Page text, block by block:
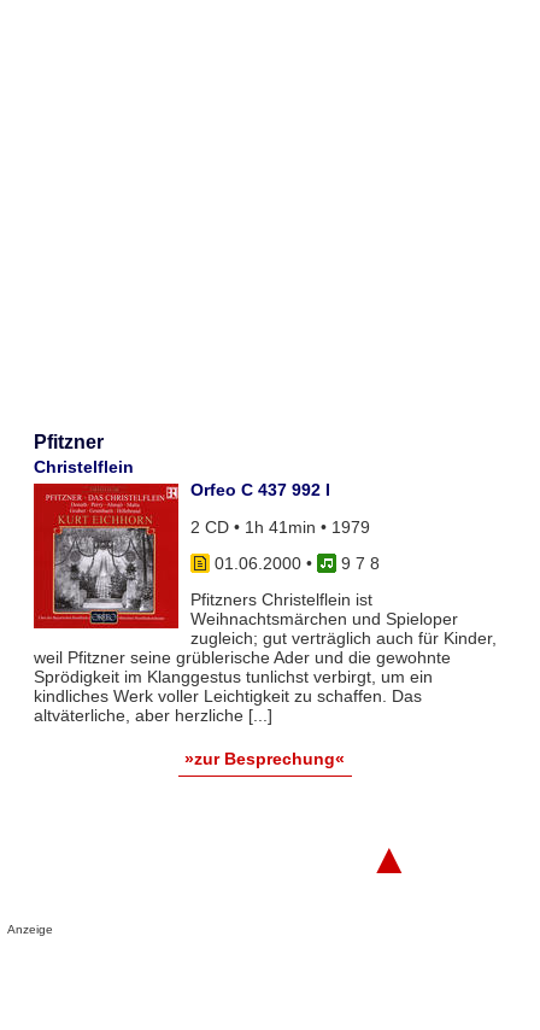
Pfitzner
Christelflein
Orfeo C 437 992 I
2 CD • 1h 41min • 1979
01.06.2000•
9 7 8
Pfitzners Christelflein ist
Weihnachtsmärchen und Spieloper
zugleich; gut verträglich auch für Kinder,
weil Pfitzner seine grüblerische Ader und die gewohnte
Sprödigkeit im Klanggestus tunlichst verbirgt, um ein
kindliches Werk voller Leichtigkeit zu schaffen. Das
altväterliche, aber herzliche [...]
»zur Besprechung«
▲
Anzeige